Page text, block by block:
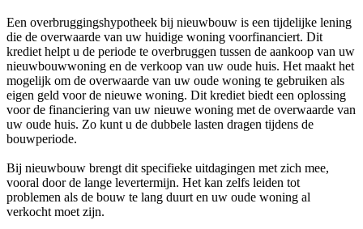
Een overbruggingshypotheek bij nieuwbouw is een tijdelijke lening
die de overwaarde van uw huidige woning voorfinanciert. Dit
krediet helpt u de periode te overbruggen tussen de aankoop van uw
nieuwbouwwoning en de verkoop van uw oude huis. Het maakt het
mogelijk om de overwaarde van uw oude woning te gebruiken als
eigen geld voor de nieuwe woning. Dit krediet biedt een oplossing
voor de financiering van uw nieuwe woning met de overwaarde van
uw oude huis. Zo kunt u de dubbele lasten dragen tijdens de
bouwperiode.
Bij nieuwbouw brengt dit specifieke uitdagingen met zich mee,
vooral door de lange levertermijn. Het kan zelfs leiden tot
problemen als de bouw te lang duurt en uw oude woning al
verkocht moet zijn.